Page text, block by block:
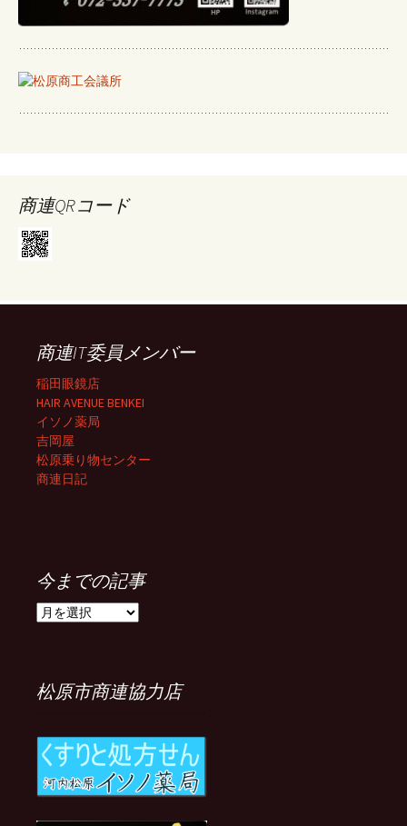
商連QRコード
商連IT委員メンバー
稲田眼鏡店
HAIR AVENUE BENKEI
イソノ薬局
吉岡屋
松原乗り物センター
商連日記
今までの記事
今
記
事
松原市商連協力店